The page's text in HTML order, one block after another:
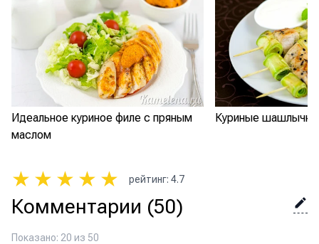
Идеальное куриное филе с пряным
маслом
Куриные шашлычки
★ ★ ★ ★ ★ рейтинг: 4.7
Комментарии (50)
Показано: 20 из 50